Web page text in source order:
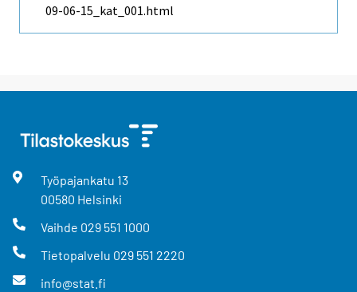
09-06-15_kat_001.html
Työpajankatu 13
00580 Helsinki
Vaihde 029 551 1000
Tietopalvelu 029 551 2220
info@stat.fi